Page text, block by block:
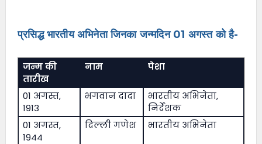
प्रसिद्ध भारतीय अभिनेता जिनका जन्मदिन 01 अगस्त को है-
जन्म की
तारीख
नाम पेशा
01 अगस्त,
1913
भगवान दादा
भारतीय अभिनेता,
निर्देशक
01 अगस्त,
1944
दिल्ली गणेश भारतीय अभिनेता